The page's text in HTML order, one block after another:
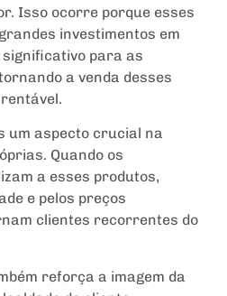
Isso ocorre porque esses
investimentos em
para as
a venda desses
um aspecto crucial na
Quando os
a esses produtos,
e pelos preços
clientes recorrentes do
reforça a imagem da